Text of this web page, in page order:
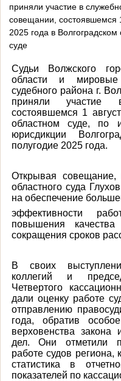
приняли участие в
совещании, состоявшемся
2025 года в Волгоградском
суде
Судьи Волжского
области и мировые
судебного района г.
приняли участие
состоявшемся 1
областном суде, по
юрисдикции
полугодие 2025 года.
Открывая совещание,
областного суда
на обеспечение
эффективности
повышения
сокращения сроков
В своих
коллегий и
Четвертого
дали оценку работе
отправлению
года, обратив
верховенства закона
дел. Они отметили
работе судов региона,
статистика в
показателей по